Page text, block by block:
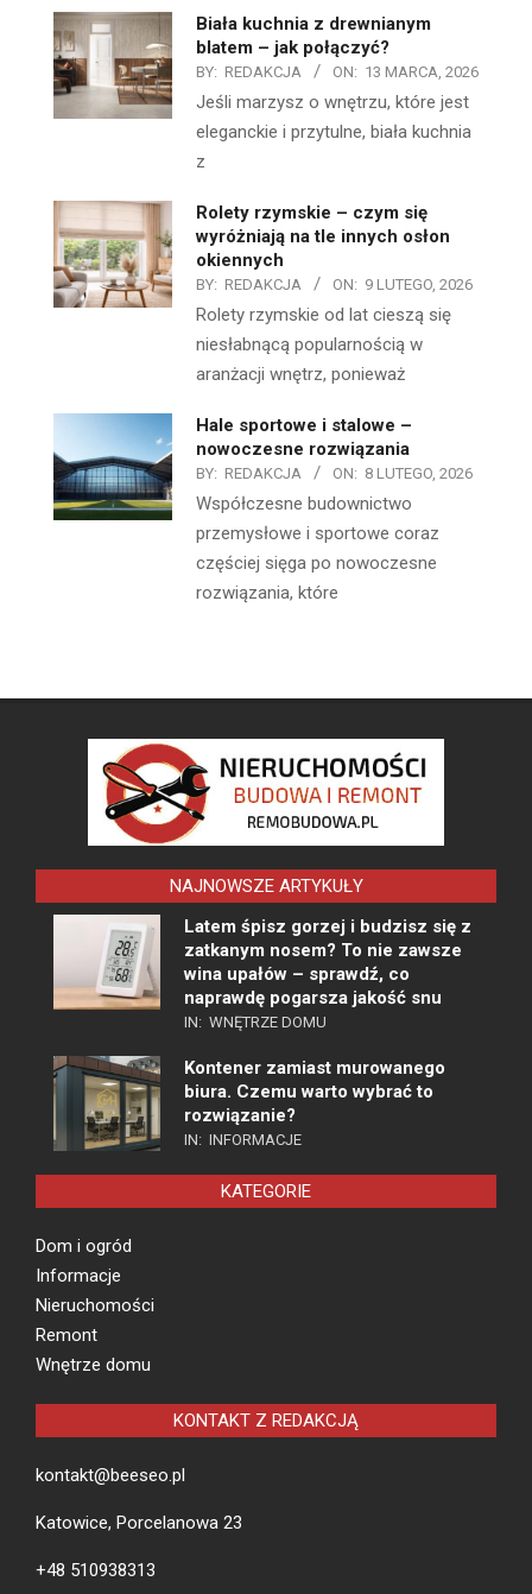
Biała kuchnia z drewnianym
blatem – jak połączyć?
BY: REDAKCJA ON: 13 MARCA, 2026
Jeśli marzysz o wnętrzu, które jest
eleganckie i przytulne, biała kuchnia
z
Rolety rzymskie – czym się
wyróżniają na tle innych osłon
okiennych
BY: REDAKCJA ON: 9 LUTEGO, 2026
Rolety rzymskie od lat cieszą się
niesłabnącą popularnością w
aranżacji wnętrz, ponieważ
Hale sportowe i stalowe –
nowoczesne rozwiązania
BY: REDAKCJA ON: 8 LUTEGO, 2026
Współczesne budownictwo
przemysłowe i sportowe coraz
częściej sięga po nowoczesne
rozwiązania, które
NAJNOWSZE ARTYKUŁY
Latem śpisz gorzej i budzisz się z
zatkanym nosem? To nie zawsze
wina upałów – sprawdź, co
naprawdę pogarsza jakość snu
IN: WNĘTRZE DOMU
Kontener zamiast murowanego
biura. Czemu warto wybrać to
rozwiązanie?
IN: INFORMACJE
KATEGORIE
Dom i ogród
Informacje
Nieruchomości
Remont
Wnętrze domu
KONTAKT Z REDAKCJĄ
kontakt@beeseo.pl
Katowice, Porcelanowa 23
+48 510938313